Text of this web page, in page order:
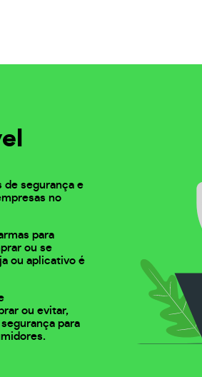
de segurança e
no
para
ou se
ou aplicativo é
ou evitar,
para